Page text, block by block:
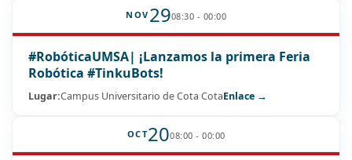
NOV 2908:30 - 00:00
#RobóticaUMSA| ¡Lanzamos la primera Feria
Robótica #TinkuBots!
Lugar:Campus Universitario de Cota CotaEnlace →
OCT2008:00 - 00:00